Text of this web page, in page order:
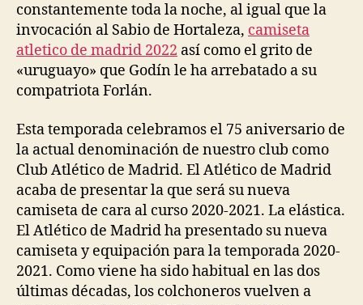
constantemente toda la noche, al igual que la
invocación al Sabio de Hortaleza, camiseta
atletico de madrid 2022 así como el grito de
«uruguayo» que Godín le ha arrebatado a su
compatriota Forlán.
Esta temporada celebramos el 75 aniversario de
la actual denominación de nuestro club como
Club Atlético de Madrid. El Atlético de Madrid
acaba de presentar la que será su nueva
camiseta de cara al curso 2020-2021. La elástica.
El Atlético de Madrid ha presentado su nueva
camiseta y equipación para la temporada 2020-
2021. Como viene ha sido habitual en las dos
últimas décadas, los colchoneros vuelven a